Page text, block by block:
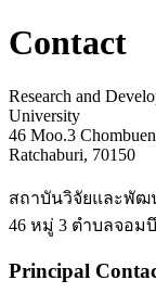
Contact
Research and
University
46 Moo.3
Ratchaburi, 70150
สถาบันวิจัยและพัฒ
46 หมู่ 3 ตำบลจอม
Principal